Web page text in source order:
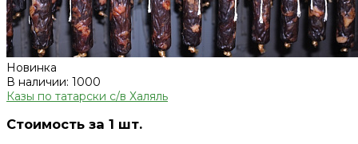
Новинка
В наличии: 1000
Казы по татарски с/в Халяль
Стоимость за 1 шт.